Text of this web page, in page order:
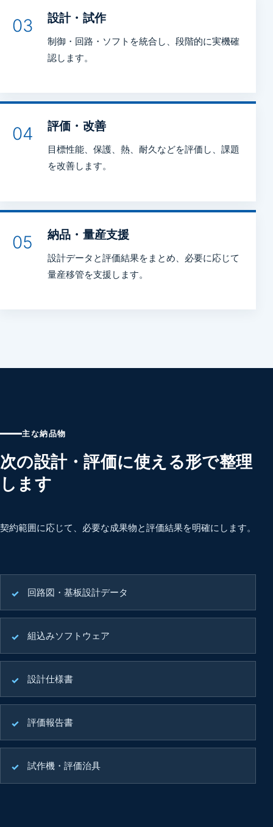
03 設計・試作
制御・回路・ソフトを統合し、段階的に実機確
認します。
04 評価・改善
目標性能、保護、熱、耐久などを評価し、課題
を改善します。
05 納品・量産支援
設計データと評価結果をまとめ、必要に応じて
量産移管を支援します。
主な納品物
次の設計・評価に使える形で整理
します
契約範囲に応じて、必要な成果物と評価結果を明確にします。
回路図・基板設計データ
組込みソフトウェア
設計仕様書
評価報告書
試作機・評価治具